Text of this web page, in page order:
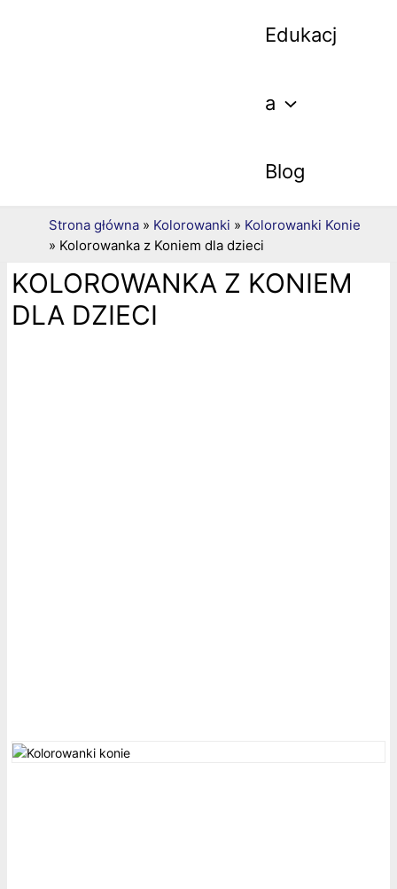
Edukacj
a
Blog
Strona główna » Kolorowanki » Kolorowanki Konie
» Kolorowanka z Koniem dla dzieci
KOLOROWANKA Z KONIEM
DLA DZIECI